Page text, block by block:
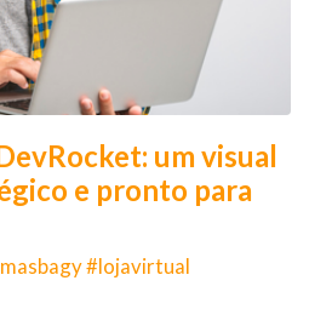
um visual
e pronto para
#lojavirtual